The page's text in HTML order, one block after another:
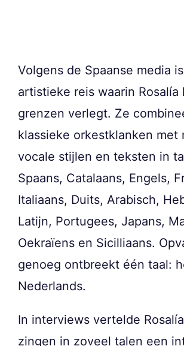
Volgens de Spaanse media
artistieke reis waarin Rosalía
grenzen verlegt. Ze
klassieke orkestklanken met
vocale stijlen en teksten in
Spaans, Catalaans, Engels,
Italiaans, Duits, Arabisch,
Latijn, Portugees, Japans,
Oekraïens en Sicilliaans.
genoeg ontbreekt één taal:
Nederlands.
In interviews vertelde
zingen in zoveel talen een